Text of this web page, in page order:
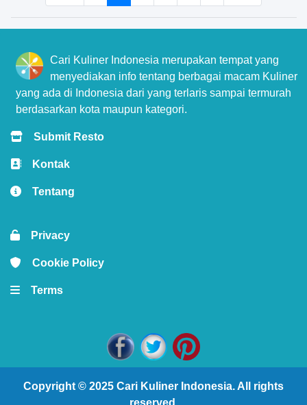
Cari Kuliner Indonesia merupakan tempat yang
menyediakan info tentang berbagai macam Kuliner
yang ada di Indonesia dari yang terlaris sampai termurah
berdasarkan kota maupun kategori.
Submit Resto
Kontak
Tentang
Privacy
Cookie Policy
Terms
Copyright © 2025 Cari Kuliner Indonesia. All rights